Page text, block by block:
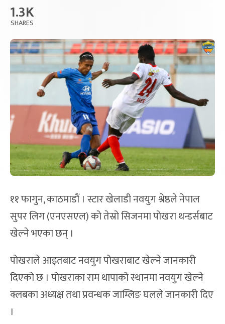
1.3K
SHARES
११ फागुन, काठमाडौं । स्टार खेलाडी नवयुग श्रेष्ठले नेपाल
सुपर लिग (एनएसएल) को तेस्रो सिजनमा पोखरा थन्डर्सबाट
खेल्ने भएका छन् ।
पोखराले आइतबाट नवयुग पोखराबाट खेल्ने जानकारी
दिएको छ । पोखराका राम थापाको स्थानमा नवयुग खेल्ने
क्लबका अध्यक्ष तथा प्रवन्धक जाम्लिङ घलले जानकारी दिए
।